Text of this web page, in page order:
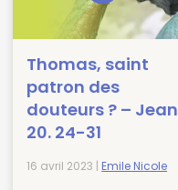
Thomas, saint
patron des
douteurs ? – Jean
20. 24-31
16 avril 2023 | Emile Nicole